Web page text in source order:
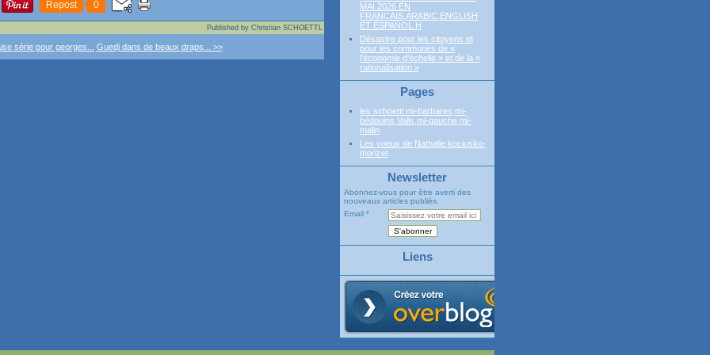
Repost 0
Published by Christian SCHOETTL
série pour georges... Guedj dans de beaux draps... >>
MAI 2026 EN
FRANCAIS,ARABIC,ENGLISH
ET ESPANOL H
Désastre pour les citoyens et
pour les communes de «
l’économie d’échelle » et de la «
rationalisation »
Pages
les schoettl mi-barbares,mi-
bédouins,Valls,mi-gauche,mi-
malin
Les voeux de Nathalie kociusko-
morizet
Newsletter
Abonnez-vous pour être averti des
nouveaux articles publiés.
Email
Liens